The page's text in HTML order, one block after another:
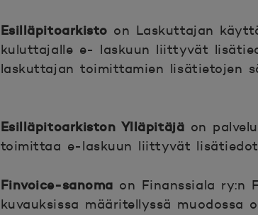
Esilläpitoarkisto on Laskuttajan
kuluttajalle e- laskuun liittyvät
laskuttajan toimittamien lisätietojen
Esilläpitoarkiston Ylläpitäjä on
toimittaa e-laskuun liittyvät
Finvoice-sanoma on Finanssiala ry:n
kuvauksissa määritellyssä muodossa